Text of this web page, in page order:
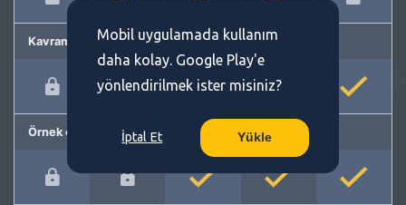
Kavram önerme
Örnek cümleler
Mobil uygulamada kullanım
daha kolay. Google Play'e
yönlendirilmek ister misiniz?
İptal Et Yükle